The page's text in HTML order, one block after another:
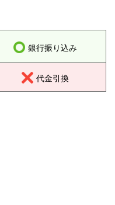
銀行振り込み
代金引換